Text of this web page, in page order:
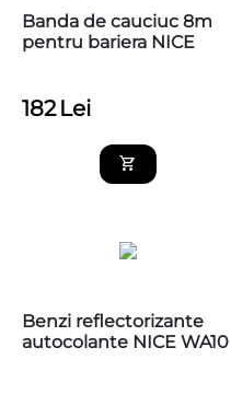
Banda de cauciuc 8m
pentru bariera NICE
182 Lei
Benzi reflectorizante
autocolante NICE WA10